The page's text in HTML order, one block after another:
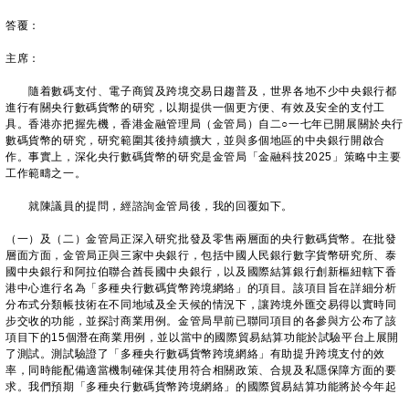
答覆：
主席：
隨着數碼支付、電子商貿及跨境交易日趨普及，世界各地不少中央銀行都
進行有關央行數碼貨幣的研究，以期提供一個更方便、有效及安全的支付工
具。香港亦把握先機，香港金融管理局（金管局）自二○一七年已開展關於央行
數碼貨幣的研究，研究範圍其後持續擴大，並與多個地區的中央銀行開啟合
作。事實上，深化央行數碼貨幣的研究是金管局「金融科技2025」策略中主要
工作範疇之一。
就陳議員的提問，經諮詢金管局後，我的回覆如下。
（一）及（二）金管局正深入研究批發及零售兩層面的央行數碼貨幣。在批發
層面方面，金管局正與三家中央銀行，包括中國人民銀行數字貨幣研究所、泰
國中央銀行和阿拉伯聯合酋長國中央銀行，以及國際結算銀行創新樞紐轄下香
港中心進行名為「多種央行數碼貨幣跨境網絡」的項目。該項目旨在詳細分析
分布式分類帳技術在不同地域及全天候的情況下，讓跨境外匯交易得以實時同
步交收的功能，並探討商業用例。金管局早前已聯同項目的各參與方公布了該
項目下的15個潛在商業用例，並以當中的國際貿易結算功能於試驗平台上展開
了測試。測試驗證了「多種央行數碼貨幣跨境網絡」有助提升跨境支付的效
率，同時能配備適當機制確保其使用符合相關政策、合規及私隱保障方面的要
求。我們預期「多種央行數碼貨幣跨境網絡」的國際貿易結算功能將於今年起